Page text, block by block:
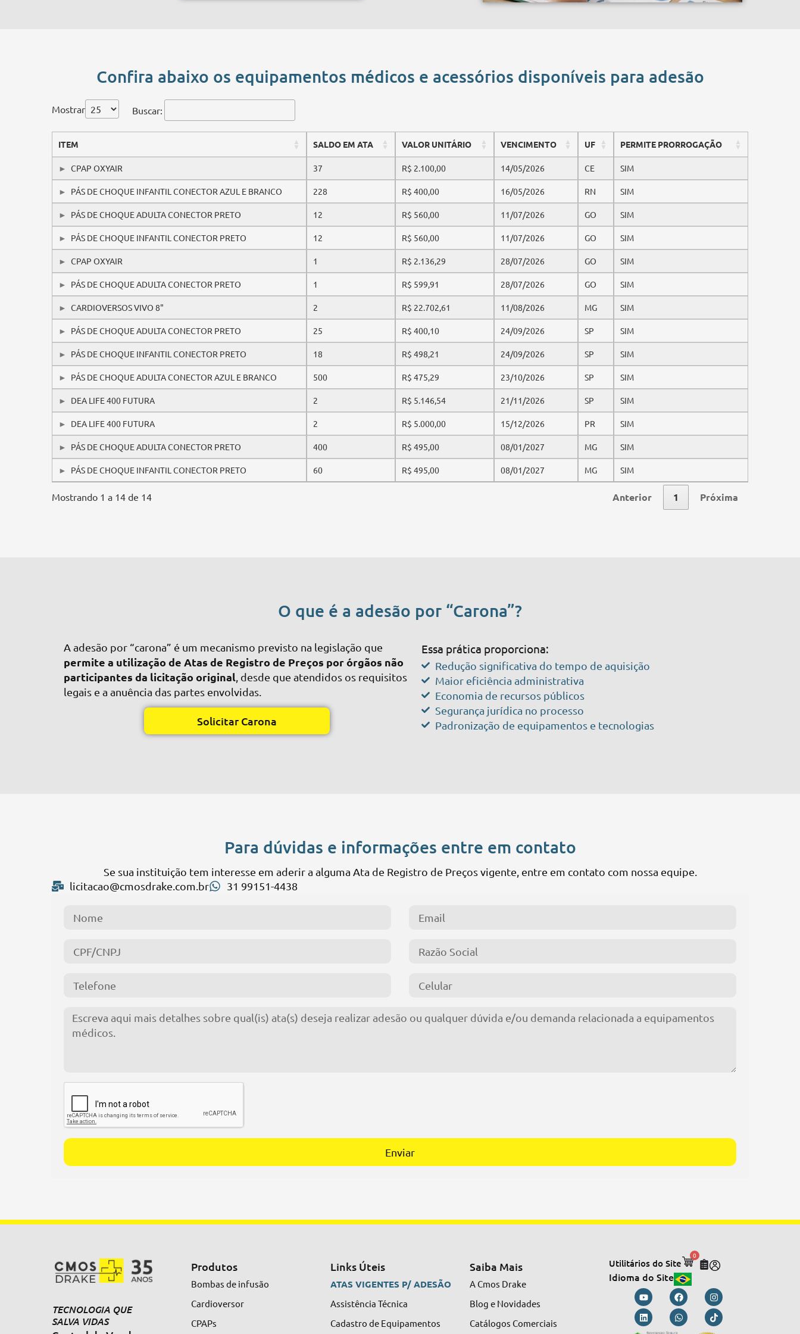
Confira abaixo os equipamentos médicos e acessórios disponíveis para adesão
Mostrar Buscar:
ITEM SALDO EM ATA VALOR UNITÁRIO VENCIMENTO UF PERMITE PRORROGAÇÃO
CPAP OXYAIR 37 R$ 2.100,00 14/05/2026 CE SIM
PÁS DE CHOQUE INFANTIL CONECTOR AZUL E BRANCO 228 R$ 400,00 16/05/2026 RN SIM
PÁS DE CHOQUE ADULTA CONECTOR PRETO 12 R$ 560,00 11/07/2026 GO SIM
PÁS DE CHOQUE INFANTIL CONECTOR PRETO 12 R$ 560,00 11/07/2026 GO SIM
CPAP OXYAIR 1 R$ 2.136,29 28/07/2026 GO SIM
PÁS DE CHOQUE ADULTA CONECTOR PRETO 1 R$ 599,91 28/07/2026 GO SIM
CARDIOVERSOS VIVO 8" 2 R$ 22.702,61 11/08/2026 MG SIM
PÁS DE CHOQUE ADULTA CONECTOR PRETO 25 R$ 400,10 24/09/2026 SP SIM
PÁS DE CHOQUE INFANTIL CONECTOR PRETO 18 R$ 498,21 24/09/2026 SP SIM
PÁS DE CHOQUE ADULTA CONECTOR AZUL E BRANCO 500 R$ 475,29 23/10/2026 SP SIM
DEA LIFE 400 FUTURA 2 R$ 5.146,54 21/11/2026 SP SIM
DEA LIFE 400 FUTURA 2 R$ 5.000,00 15/12/2026 PR SIM
PÁS DE CHOQUE ADULTA CONECTOR PRETO 400 R$ 495,00 08/01/2027 MG SIM
PÁS DE CHOQUE INFANTIL CONECTOR PRETO 60 R$ 495,00 08/01/2027 MG SIM
Mostrando 1 a 14 de 14 Anterior 1 Próxima
O que é a adesão por “Carona”?
A adesão por “carona” é um mecanismo previsto na legislação que
permite a utilização de Atas de Registro de Preços por órgãos não
participantes da licitação original , desde que atendidos os requisitos
legais e a anuência das partes envolvidas.
Solicitar Carona
Essa prática proporciona:
Redução significativa do tempo de aquisição
Maior eficiência administrativa
Economia de recursos públicos
Segurança jurídica no processo
Padronização de equipamentos e tecnologias
Para dúvidas e informações entre em contato
Se sua instituição tem interesse em aderir a alguma Ata de Registro de Preços vigente, entre em contato com nossa equipe.
licitacao@cmosdrake.com.br
31 99151-4438
Enviar
TECNOLOGIA QUE
SALVA VIDAS
Produtos
Bombas de infusão
Cardioversor
CPAPs
Links Úteis
ATAS VIGENTES P/ ADESÃO
Assistência Técnica
Cadastro de Equipamentos
Saiba Mais
A Cmos Drake
Blog e Novidades
Catálogos Comerciais
Utilitários do Site
0
Idioma do Site